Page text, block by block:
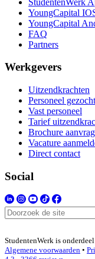
YoungCapital
YoungCapital
FAQ
Partners
Werkgevers
Uitzendkrachten
Personeel gezocht
Vast personeel
Tarief
Brochure
Vacature
Direct contact
Social
StudentenWerk is
Algemene voorwaarden •